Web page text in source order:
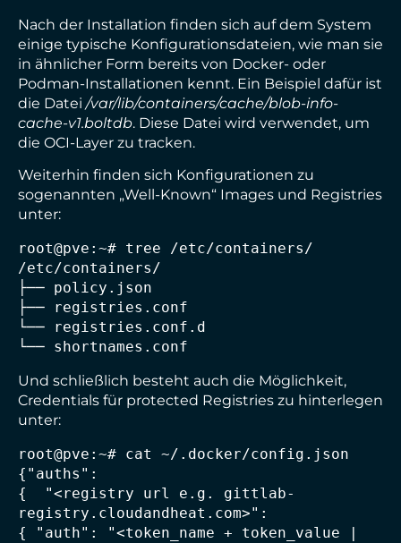
Nach der Installation finden sich auf dem System
einige typische Konfigurationsdateien, wie man sie
in ähnlicher Form bereits von Docker- oder
Podman-Installationen kennt. Ein Beispiel dafür ist
die Datei /var/lib/containers/cache/blob-info-
cache-v1.boltdb. Diese Datei wird verwendet, um
die OCI-Layer zu tracken.
Weiterhin finden sich Konfigurationen zu
sogenannten „Well-Known“ Images und Registries
unter:
root@pve:~# tree /etc/containers/
/etc/containers/
├── policy.json
├── registries.conf
└── registries.conf.d
└── shortnames.conf
Und schließlich besteht auch die Möglichkeit,
Credentials für protected Registries zu hinterlegen
unter:
root@pve:~# cat ~/.docker/config.json
{"auths":
{  "<registry url e.g. gittlab-
registry.cloudandheat.com>":
{ "auth": "<token_name + token_value |